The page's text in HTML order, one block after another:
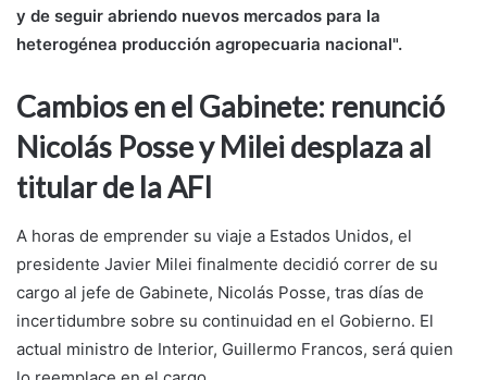
y de seguir abriendo nuevos mercados para la
heterogénea producción agropecuaria nacional".
Cambios en el Gabinete: renunció
Nicolás Posse y Milei desplaza al
titular de la AFI
A horas de emprender su viaje a Estados Unidos, el
presidente Javier Milei finalmente decidió correr de su
cargo al jefe de Gabinete, Nicolás Posse, tras días de
incertidumbre sobre su continuidad en el Gobierno. El
actual ministro de Interior, Guillermo Francos, será quien